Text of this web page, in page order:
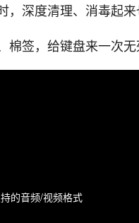
深度清理、消毒起来
签，给键盘来一次无
的音频/视频格式